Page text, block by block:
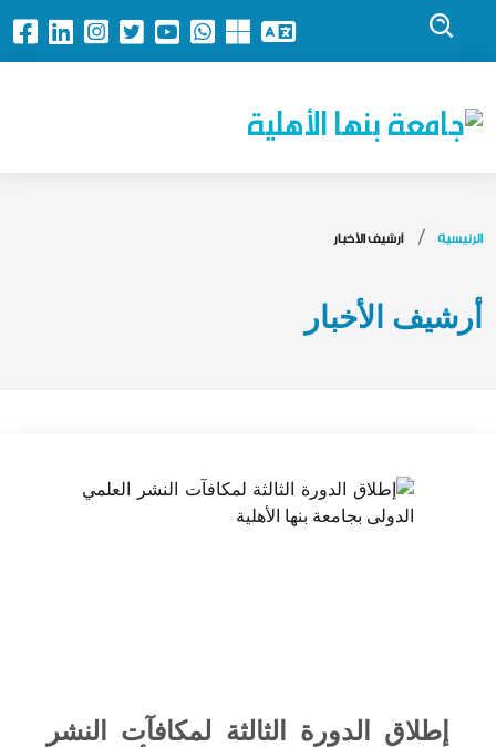
جامعة بنها الأهلية
الرئيسية أرشيف الأخبار
أرشيف الأخبار
إطلاق الدورة الثالثة لمكافآت النشر